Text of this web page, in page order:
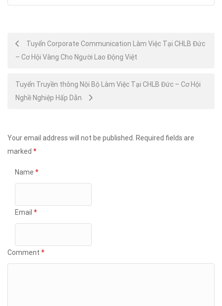
Post
navigation
Tuyển Corporate Communication Làm Việc Tại CHLB Đức
– Cơ Hội Vàng Cho Người Lao Động Việt
Tuyển Truyền thông Nội Bộ Làm Việc Tại CHLB Đức – Cơ Hội
Nghề Nghiệp Hấp Dẫn
Your email address will not be published.
Required fields are
marked *
Name *
Email *
Comment *